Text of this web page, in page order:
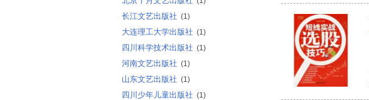
长江文艺出版社 (1)
大连理工大学出版社 (1)
四川科学技术出版社 (1)
河南文艺出版社 (1)
山东文艺出版社 (1)
四川少年儿童出版社 (1)